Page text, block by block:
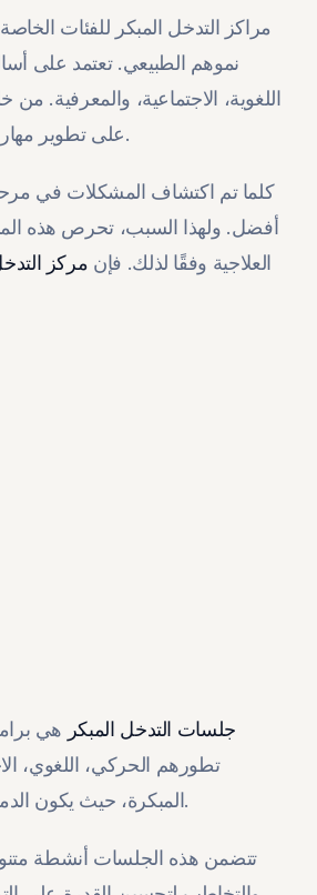
مراكز التدخل المبكر للفئات
نموهم الطبيعي. تعتمد على
اللغوية، الاجتماعية، والمعرفية.
على تطوير مهاراتهم بما يتناسب مع إمكانياتهم. مما يسهم في تحسين جودة حياتهم وتعزيز استقلاليتهم.
كلما تم اكتشاف المشكلات في
أفضل. ولهذا السبب، تحرص هذه
العلاجية وفقًا لذلك. فإن مركز
جلسات التدخل المبكر هي
تطورهم الحركي، اللغوي،
المبكرة، حيث يكون الدماغ في مرحلة نمو سريع، مما يزيد من فرص تحسين قدرات الطفل وتعزيز استقلاليته.
تتضمن هذه الجلسات أنشطة